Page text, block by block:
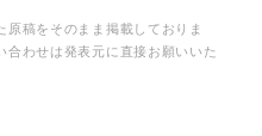
稿をそのまま掲載しておりま
合わせは発表元に直接お願いいた